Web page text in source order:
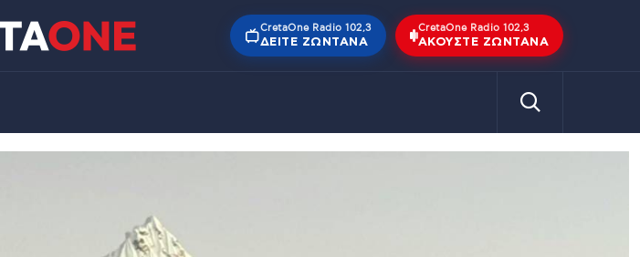
CretaOne Radio 102,3
ΔΕΊΤΕ ΖΩΝΤΑΝΆ
CretaOne Radio 102,3
ΑΚΟΎΣΤΕ ΖΩΝΤΑΝΆ